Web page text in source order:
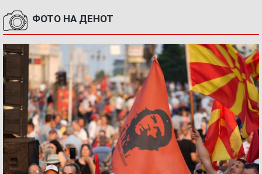
ФОТО НА ДЕНОТ